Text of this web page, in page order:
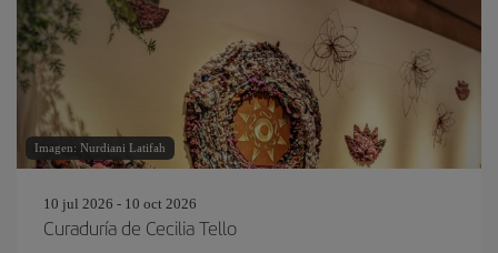
Imagen: Nurdiani Latifah
10 jul 2026 - 10 oct 2026
Curaduría de Cecilia Tello